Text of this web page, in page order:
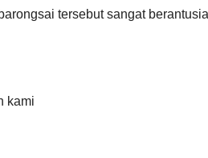
tersebut sangat
kami